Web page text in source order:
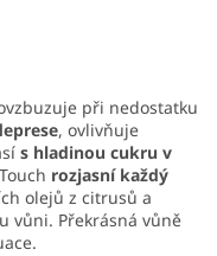
při nedostatku
, ovlivňuje
s hladinou cukru v
rozjasní každý
olejů z citrusů a
vůni. Překrásná vůně